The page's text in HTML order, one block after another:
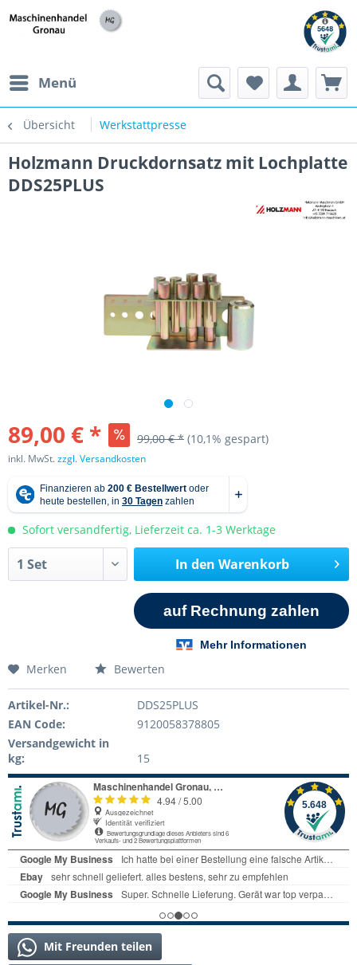
Menü
Übersicht Werkstattpresse
Holzmann Druckdornsatz mit Lochplatte
DDS25PLUS
89,00 € * 99,00 € * (10,1% gespart)
inkl. MwSt.zzgl. Versandkosten
Sofort versandfertig, Lieferzeit ca. 1-3 Werktage
In den Warenkorb
Merken Bewerten
Artikel-Nr.:
DDS25PLUS
EAN Code:
9120058378805
Versandgewicht in
kg:
15
Mit Freunden teilen